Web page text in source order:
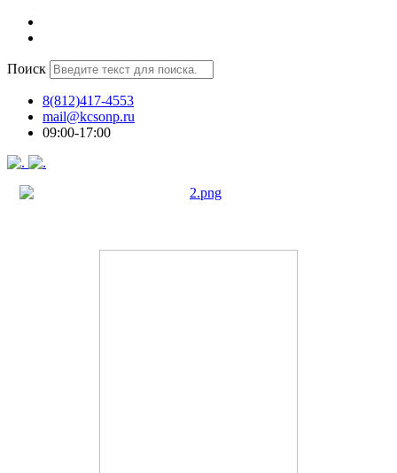
Поиск
8(812)417-4553
mail@kcsonp.ru
09:00-17:00